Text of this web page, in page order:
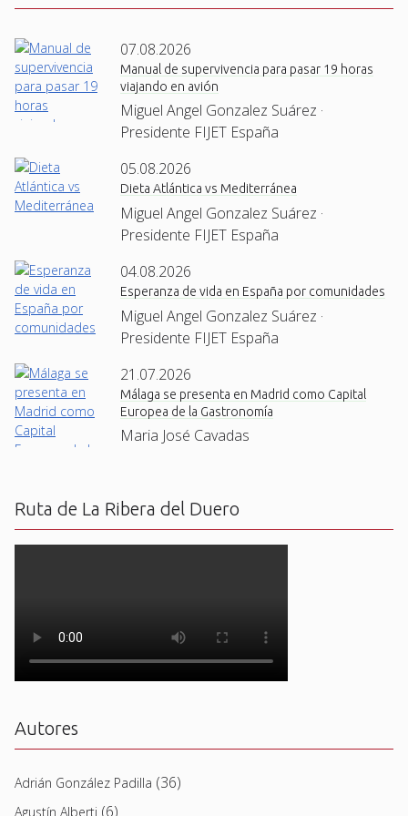
07.08.2026
Manual de supervivencia para pasar 19 horas
viajando en avión
Miguel Angel Gonzalez Suárez ·
Presidente FIJET España
05.08.2026
Dieta Atlántica vs Mediterránea
Miguel Angel Gonzalez Suárez ·
Presidente FIJET España
04.08.2026
Esperanza de vida en España por comunidades
Miguel Angel Gonzalez Suárez ·
Presidente FIJET España
21.07.2026
Málaga se presenta en Madrid como Capital
Europea de la Gastronomía
Maria José Cavadas
Ruta de La Ribera del Duero
Autores
Adrián González Padilla (36)
Agustín Alberti (6)